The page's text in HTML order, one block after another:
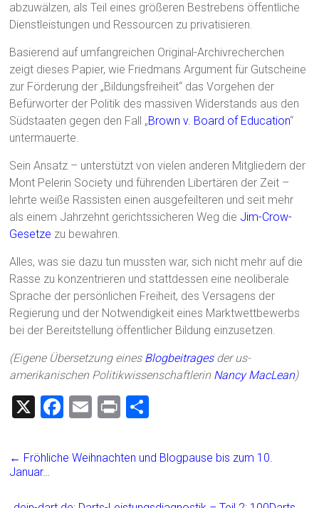
abzuwälzen, als Teil eines größeren Bestrebens öffentliche
Dienstleistungen und Ressourcen zu privatisieren.
Basierend auf umfangreichen Original-Archivrecherchen
zeigt dieses Papier, wie Friedmans Argument für Gutscheine
zur Förderung der „Bildungsfreiheit“ das Vorgehen der
Befürworter der Politik des massiven Widerstands aus den
Südstaaten gegen den Fall „Brown v. Board of Education“
untermauerte.
Sein Ansatz – unterstützt von vielen anderen Mitgliedern der
Mont Pelerin Society und führenden Libertären der Zeit –
lehrte weiße Rassisten einen ausgefeilteren und seit mehr
als einem Jahrzehnt gerichtssicheren Weg die Jim-Crow-
Gesetze zu bewahren.
Alles, was sie dazu tun mussten war, sich nicht mehr auf die
Rasse zu konzentrieren und stattdessen eine neoliberale
Sprache der persönlichen Freiheit, des Versagens der
Regierung und der Notwendigkeit eines Marktwettbewerbs
bei der Bereitstellung öffentlicher Bildung einzusetzen.
(Eigene Übersetzung eines Blogbeitragesder us-
amerikanischen Politikwissenschaftlerin Nancy MacLean)
X
F
ce
o
E
ai
Pr
t
e
← Fröhliche Weihnachten und Blogpause bis zum 10.
Januar…